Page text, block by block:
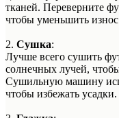
тканей. Переверните
чтобы уменьшить
2. Сушка:
Лучше всего сушить
солнечных лучей,
Сушильную машину
чтобы избежать усадки.